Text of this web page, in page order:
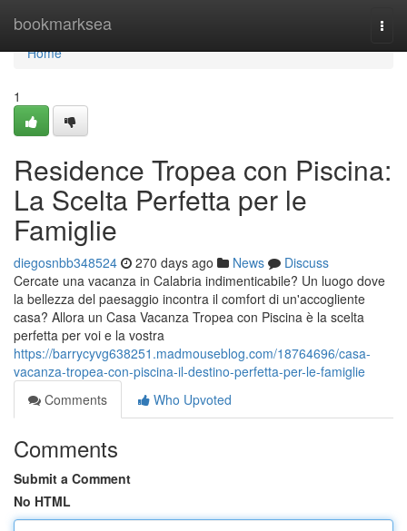
bookmarksea
Home
Home
1
Residence Tropea con Piscina:
La Scelta Perfetta per le
Famiglie
diegosnbb348524 270 days ago News
Discuss
Cercate una vacanza in Calabria indimenticabile? Un luogo dove
la bellezza del paesaggio incontra il comfort di un'accogliente
casa? Allora un Casa Vacanza Tropea con Piscina è la scelta
perfetta per voi e la vostra
https://barrycyvg638251.madmouseblog.com/18764696/casa-
vacanza-tropea-con-piscina-il-destino-perfetta-per-le-famiglie
Comments
Who Upvoted
Comments
Submit a Comment
No HTML